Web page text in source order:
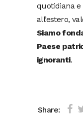
quotidiana
all’estero,
Siamo
Paese
ignoranti.
Share: